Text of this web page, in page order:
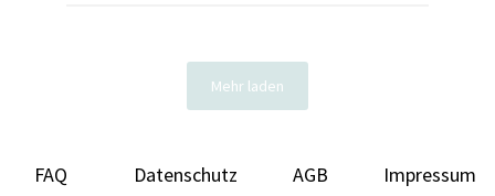
Mehr laden
FAQ Datenschutz AGB Impressum